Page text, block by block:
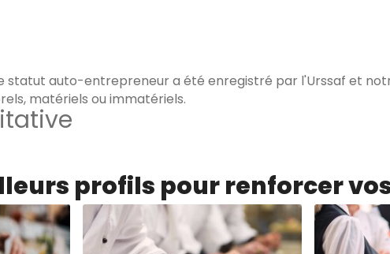
statut auto-entrepreneur a été enregistré par l'Urssaf et
matériels ou immatériels.
profils pour renforcer